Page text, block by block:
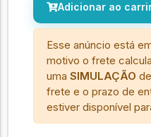
Adicionar ao
Esse anúncio está
motivo o frete
umaSIMULAÇÃO
frete e o prazo de
estiver disponível